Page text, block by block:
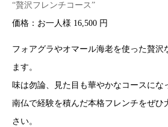
“贅沢フレンチコース”
価格：お一人様 16,500 円
フォアグラやオマール海老を使った贅沢
ます。
味は勿論、見た目も華やかなコースにな
南仏で経験を積んだ本格フレンチをぜひ
さい。